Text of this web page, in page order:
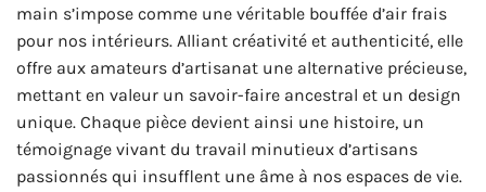
main s’impose comme une véritable bouffée d’air frais
pour nos intérieurs. Alliant créativité et authenticité, elle
offre aux amateurs d’artisanat une alternative précieuse,
mettant en valeur un savoir-faire ancestral et un design
unique. Chaque pièce devient ainsi une histoire, un
témoignage vivant du travail minutieux d’artisans
passionnés qui insufflent une âme à nos espaces de vie.